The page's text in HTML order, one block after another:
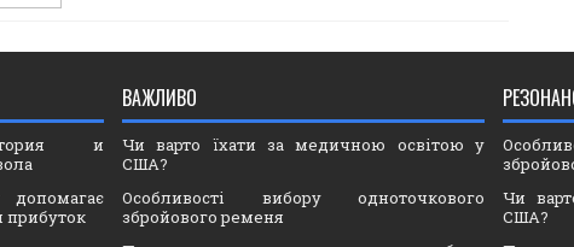
и
допомагає
прибуток
ВАЖЛИВО
Чи варто їхати за медичною освітою у
США?
Особливості вибору одноточкового
збройового ременя
Чи
США?